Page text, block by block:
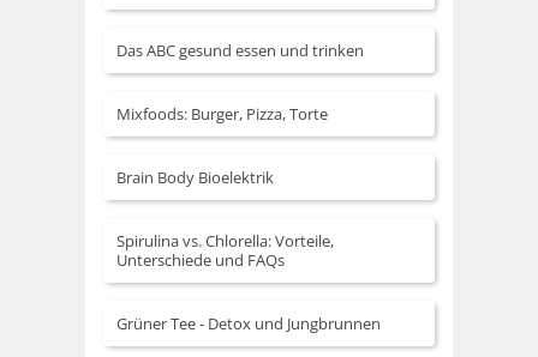
Das ABC gesund essen und trinken
Mixfoods: Burger, Pizza, Torte
Brain Body Bioelektrik
Spirulina vs. Chlorella: Vorteile,
Unterschiede und FAQs
Grüner Tee - Detox und Jungbrunnen